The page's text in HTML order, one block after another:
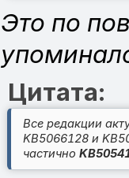
Это по
Цитата:
Все редакции
KB5066128 и
частично